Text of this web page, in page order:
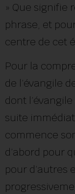
» Que signifie
phrase, et
centre de cet
Pour la
de l’évangile
dont
suite
commence
d’abord pour
pour d’autres